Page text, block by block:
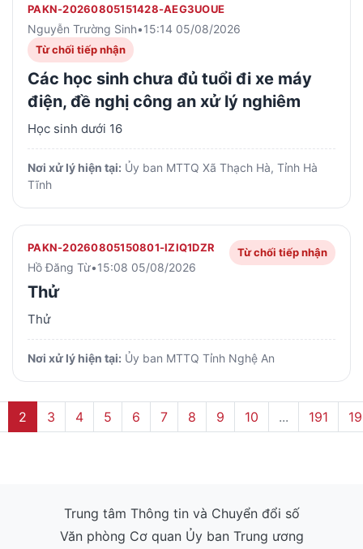
quốc tỉnh Lâm Đồng lại chuyển cho UBND phường
Phú Thủy là sai cơ quan có thẩm quyền giải quyết.
Kính đề nghị Ủy ban Mặt trận Tổ quốc tỉnh Lâm Đồng
xem xét và chuyển các cơ quan có thẩm quyền giải
quyết việc giảm thuế nhà đất cho Ông Thìn theo qui
định của pháp luật. Trân trọng cảm ơn./. Nguyễn Vĩnh
Phúc
PAKN-20260805151428-AEG3UOUE
Nguyễn Trường Sinh•15:14 05/08/2026
Từ chối tiếp nhận
Các học sinh chưa đủ tuổi đi xe máy
điện, đề nghị công an xử lý nghiêm
Học sinh dưới 16
Nơi xử lý hiện tại: Ủy ban MTTQ Xã Thạch Hà, Tỉnh Hà
Tĩnh
PAKN-20260805150801-IZIQ1DZR
Hồ Đăng Từ•15:08 05/08/2026
Từ chối tiếp nhận
Thử
Thử
Nơi xử lý hiện tại: Ủy ban MTTQ Tỉnh Nghệ An
2 3 4 5 6 7 8 9 10 ... 191
Trung tâm Thông tin và Chuyển đổi số
Văn phòng Cơ quan Ủy ban Trung ương